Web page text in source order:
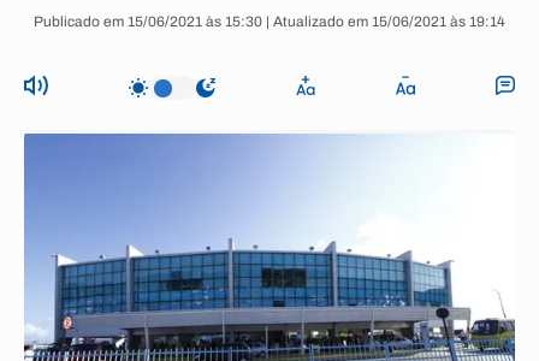
Publicado em 15/06/2021 às 15:30 | Atualizado em 15/06/2021 às 19:14